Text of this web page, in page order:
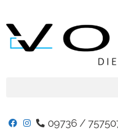
09736 /